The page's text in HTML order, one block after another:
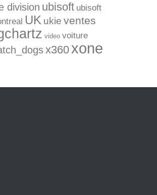
division ubisoft ubisoft
UK ukie ventes
video voiture
x360 xone